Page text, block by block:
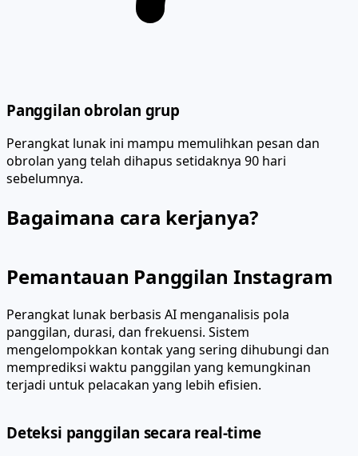
Panggilan obrolan grup
Perangkat lunak ini mampu memulihkan pesan dan
obrolan yang telah dihapus setidaknya 90 hari
sebelumnya.
Bagaimana cara kerjanya?
Pemantauan Panggilan Instagram
Perangkat lunak berbasis AI menganalisis pola
panggilan, durasi, dan frekuensi. Sistem
mengelompokkan kontak yang sering dihubungi dan
memprediksi waktu panggilan yang kemungkinan
terjadi untuk pelacakan yang lebih efisien.
Deteksi panggilan secara real-time